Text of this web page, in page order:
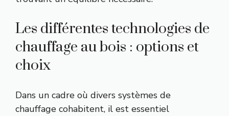
Les différentes technologies de
chauffage au bois : options et
choix
Dans un cadre où divers systèmes de
chauffage cohabitent, il est essentiel